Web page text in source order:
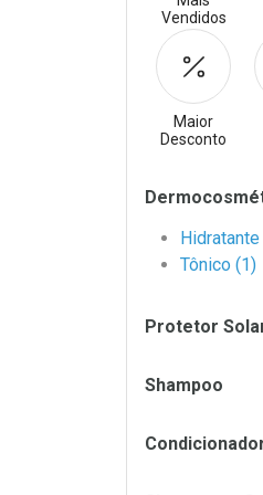
Vendidos
Maior
Desconto
Filtros
Tônico (1)
Protetor
Shampoo